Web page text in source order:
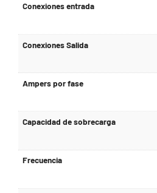
Conexiones entrada
Conexiones Salida
Ampers por fase
Capacidad de sobrecarga
Frecuencia